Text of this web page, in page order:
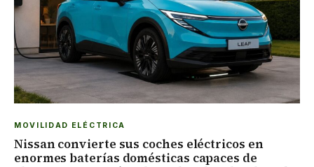
MOVILIDAD ELÉCTRICA
Nissan convierte sus coches eléctricos en
enormes baterías domésticas capaces de